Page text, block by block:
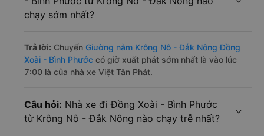
chạy sớm nhất?
Trả lời: Chuyến Giường nằm Krông Nô - Đắk Nông Đồng
Xoài - Bình Phước có giờ xuất phát sớm nhất là vào lúc
7:00 là của nhà xe Việt Tân Phát.
Câu hỏi: Nhà xe đi Đồng Xoài - Bình Phước
từ Krông Nô - Đắk Nông nào chạy trễ nhất?